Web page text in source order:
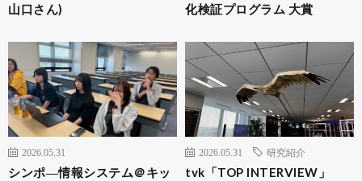
山口さん)
化検証プログラム 大賞
2026.05.31
シンポ―情報システム＠キッ
2026.05.31 研究紹介
tvk「TOP INTERVIEW」